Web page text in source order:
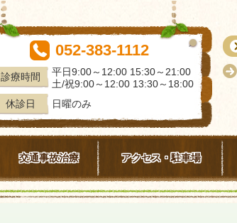
052-383-1112
診療時間
平日9:00～12:00 15:30～21:00
土/祝9:00～12:00 13:30～18:00
休診日
日曜のみ
交通事故治療 アクセス・駐車場